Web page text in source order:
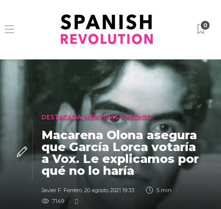
0
DESTACADA, MENTIRAS Y MEDIOS
Macarena Olona asegura
que García Lorca votaría
a Vox. Le explicamos por
qué no lo haría
Javier F. Ferrero, 20 agosto 2021 19:33
5 min
7149